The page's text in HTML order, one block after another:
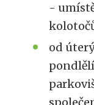
-
od
pondlělí